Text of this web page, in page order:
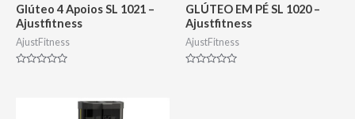
Glúteo 4 Apoios SL 1021 –
Ajustfitness
AjustFitness
GLÚTEO EM PÉ SL 1020 –
Ajustfitness
AjustFitness